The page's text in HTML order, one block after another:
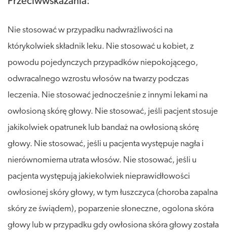
Nie stosować w przypadku nadwrażliwości na
którykolwiek składnik leku. Nie stosować u kobiet, z
powodu pojedynczych przypadków niepokojącego,
odwracalnego wzrostu włosów na twarzy podczas
leczenia. Nie stosować jednocześnie z innymi lekami na
owłosioną skórę głowy. Nie stosować, jeśli pacjent stosuje
jakikolwiek opatrunek lub bandaż na owłosioną skórę
głowy. Nie stosować, jeśli u pacjenta występuje nagła i
nierównomierna utrata włosów. Nie stosować, jeśli u
pacjenta występują jakiekolwiek nieprawidłowości
owłosionej skóry głowy, w tym łuszczyca (choroba zapalna
skóry ze świądem), poparzenie słoneczne, ogolona skóra
głowy lub w przypadku gdy owłosiona skóra głowy została